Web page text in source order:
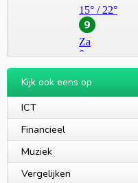
Kijk ook eens op
ICT
Financieel
Muziek
Vergelijken